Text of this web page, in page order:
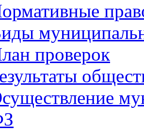
проверок